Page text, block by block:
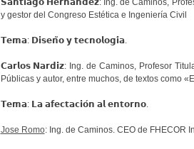
y gestor del Congreso Estética e Ingeniería Civil
𝗧𝗲𝗺𝗮: 𝗗𝗶𝘀𝗲𝗻̃𝗼 𝘆 𝘁𝗲𝗰𝗻𝗼𝗹𝗼𝗴𝗶́𝗮.
𝗖𝗮𝗿𝗹𝗼𝘀 𝗡𝗮𝗿𝗱𝗶𝘇: Ing. de Caminos, Profesor
Públicas y autor, entre muchos, de textos como
𝗧𝗲𝗺𝗮: 𝗟𝗮 𝗮𝗳𝗲𝗰𝘁𝗮𝗰𝗶𝗼́𝗻 𝗮𝗹 𝗲𝗻𝘁𝗼𝗿𝗻𝗼.
Jose Romo: Ing. de Caminos. CEO de FHECOR